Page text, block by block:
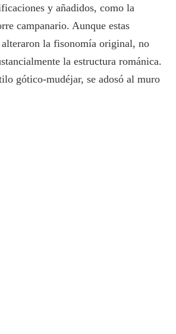
y añadidos, como la
campanario. Aunque estas
la fisonomía original, no
la estructura románica.
gótico-mudéjar, se adosó al muro